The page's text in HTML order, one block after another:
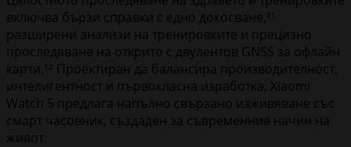
включва бързи справки с едно докосване,¹¹
разширени анализи на тренировките и прецизно
проследяване на открито с двулентов GNSS за офлайн
карти.¹² Проектиран да балансира производителност,
интелигентност и първокласна изработка, Xiaomi
Watch 5 предлага напълно свързано изживяване със
смарт часовник, създаден за съвременния начин на
живот.